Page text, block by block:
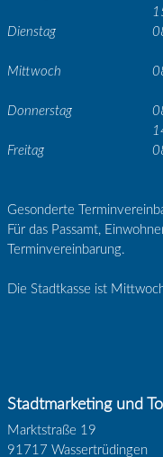
Dienstag
Mittwoch
Donnerstag
Freitag
Gesonderte
Für das Passamt,
Terminvereinbarung.
Die Stadtkasse ist
Stadtmarketing und
Marktstraße 19
91717 Wassertrüdingen